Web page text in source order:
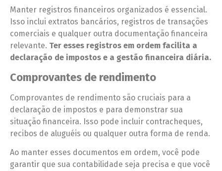
Manter registros financeiros organizados é essencial.
Isso inclui extratos bancários, registros de transações
comerciais e qualquer outra documentação financeira
relevante. Ter esses registros em ordem facilita a
declaração de impostos e a gestão financeira diária.
Comprovantes de rendimento
Comprovantes de rendimento são cruciais para a
declaração de impostos e para demonstrar sua
situação financeira. Isso pode incluir contracheques,
recibos de aluguéis ou qualquer outra forma de renda.
Ao manter esses documentos em ordem, você pode
garantir que sua contabilidade seja precisa e que você